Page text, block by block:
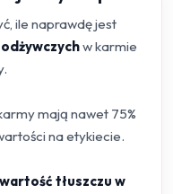
ile naprawdę jest
w karmie
mają nawet 75%
na etykiecie.
tłuszczu w